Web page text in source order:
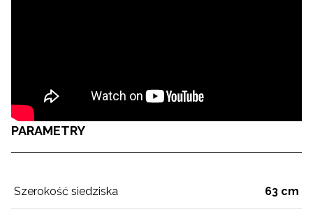
PARAMETRY
Szerokość siedziska 63 cm